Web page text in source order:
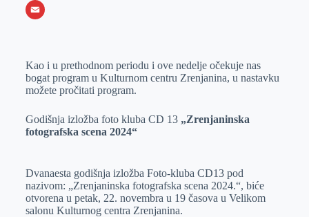
o
e
e
r
k
I
n
b
h
s
A
p
X
a
i
Kao i u prethodnom periodu i ove nedelje očekuje nas
bogat program u Kulturnom centru Zrenjanina, u nastavku
možete pročitati program.
Godišnja izložba foto kluba CD 13 „Zrenjaninska
fotografska scena 2024“
Dvanaesta godišnja izložba Foto-kluba CD13 pod
nazivom: „Zrenjaninska fotografska scena 2024.“, biće
otvorena u petak, 22. novembra u 19 časova u Velikom
salonu Kulturnog centra Zrenjanina.